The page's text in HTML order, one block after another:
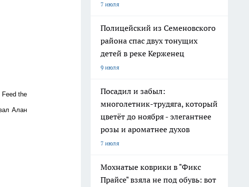
Feed the
Алан
7 июля
Полицейский из Семеновского
района спас двух тонущих
детей в реке Керженец
9 июля
Посадил и забыл:
многолетник-трудяга, который
цветёт до ноября - элегантнее
розы и ароматнее духов
7 июля
Мохнатые коврики в "Фикс
Прайсе" взяла не под обувь: вот